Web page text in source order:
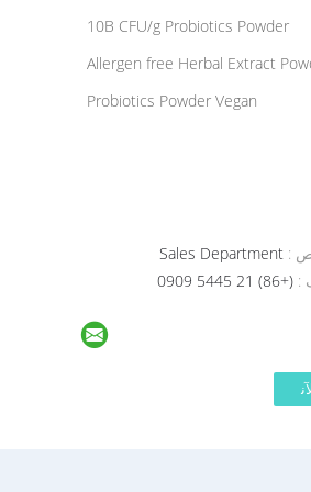
10B CFU/g Probiotics Powder
Allergen free Herbal Extract
Probiotics Powder Vegan
:
:
(+86) 21 5445 0909